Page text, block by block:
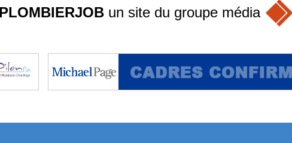
PLOMBIERJOBun site du groupe média